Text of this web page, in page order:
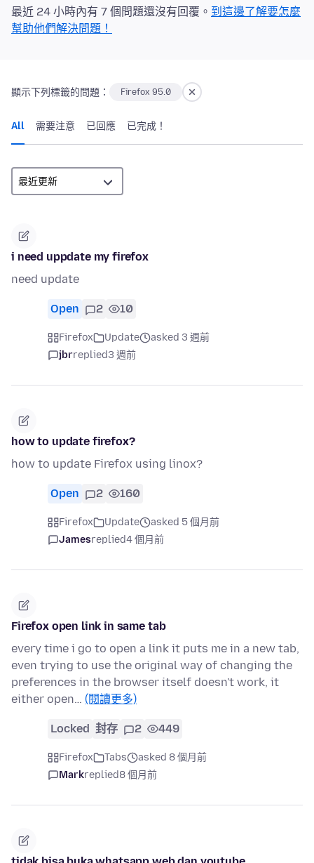
最近 24 小時內有 7 個問題還沒有回覆。 到這邊了解要怎麼
幫助他們解決問題！
顯示下列標籤的問題： Firefox 95.0
All 需要注意 已回應 已完成！
i need uppdate my firefox
need update
Open 2 10
Firefox Update
asked 3 週前
jbrreplied3 週前
how to update firefox?
how to update Firefox using linox?
Open 2 160
Firefox Update
asked 5 個月前
Jamesreplied4 個月前
Firefox open link in same tab
every time i go to open a link it puts me in a new tab,
even trying to use the original way of changing the
preferences in the browser itself doesn't work, it
either open… (閱讀更多)
Locked 封存 2 449
Firefox Tabs
asked 8 個月前
Markreplied8 個月前